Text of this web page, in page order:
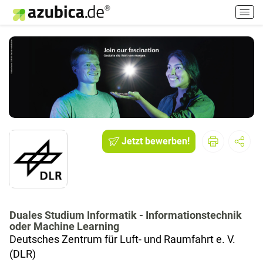
H
a
u
i
s
c
Jetzt bewerben!
Duales Studium Informatik - Informationstechnik
oder Machine Learning
Deutsches Zentrum für Luft- und Raumfahrt e. V.
(DLR)